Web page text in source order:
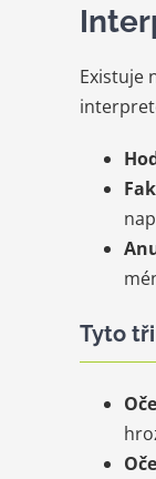
Existuje
Tyto